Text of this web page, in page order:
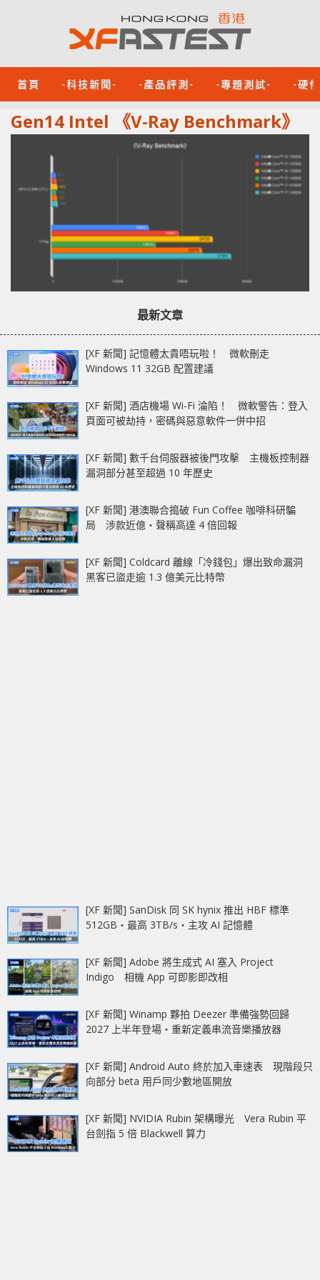
首頁 -科技新聞- -產品評測- -專題測試- -硬
Gen14 Intel 《V-Ray Benchmark》
最新文章
[XF 新聞] 記憶體太貴唔玩啦！ 微軟刪走
Windows 11 32GB 配置建議
[XF 新聞] 酒店機場 Wi-Fi 淪陷！ 微軟警告：登入
頁面可被劫持，密碼與惡意軟件一併中招
[XF 新聞] 數千台伺服器被後門攻擊 主機板控制器
漏洞部分甚至超過 10 年歷史
[XF 新聞] 港澳聯合搗破 Fun Coffee 咖啡科研騙
局 涉款近億‧聲稱高達 4 倍回報
[XF 新聞] Coldcard 離線「冷錢包」爆出致命漏洞
黑客已盜走逾 1.3 億美元比特幣
[XF 新聞] SanDisk 同 SK hynix 推出 HBF 標準
512GB‧最高 3TB/s‧主攻 AI 記憶體
[XF 新聞] Adobe 將生成式 AI 塞入 Project
Indigo 相機 App 可即影即改相
[XF 新聞] Winamp 夥拍 Deezer 準備強勢回歸
2027 上半年登場‧重新定義串流音樂播放器
[XF 新聞] Android Auto 終於加入車速表 現階段只
向部分 beta 用戶同少數地區開放
[XF 新聞] NVIDIA Rubin 架構曝光 Vera Rubin 平
台劍指 5 倍 Blackwell 算力